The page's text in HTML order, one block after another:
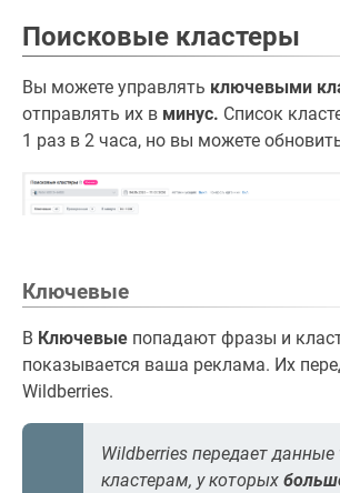
Поисковые кластеры
Вы можете управлять ключевыми
отправлять их в минус. Список
1 раз в 2 часа, но вы можете
Ключевые
В Ключевые попадают фразы и
показывается ваша реклама. Их
Wildberries.
Wildberries передает данные
кластерам, у которых